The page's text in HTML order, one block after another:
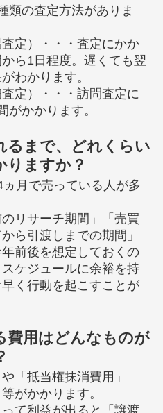
類の査定方法がありま
定）・・・査定にかか
ら1日程度。遅くても翌
わかります。
定）・・・訪問査定に
がかかります。
るまで、どれくらい
りますか？
月で売っている人が多
リサーチ期間」「売買
ら引渡しまでの期間」
前後を想定しておくの
ケジュールに余裕を持
く行動を起こすことが
費用はどんなものが
「抵当権抹消費用」
がかかります。
て利益が出ると「譲渡